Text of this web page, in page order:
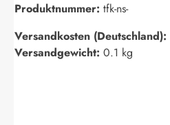
Produktnummer: tfk-ns-
Versandkosten (Deutschland):
Versandgewicht: 0.1 kg